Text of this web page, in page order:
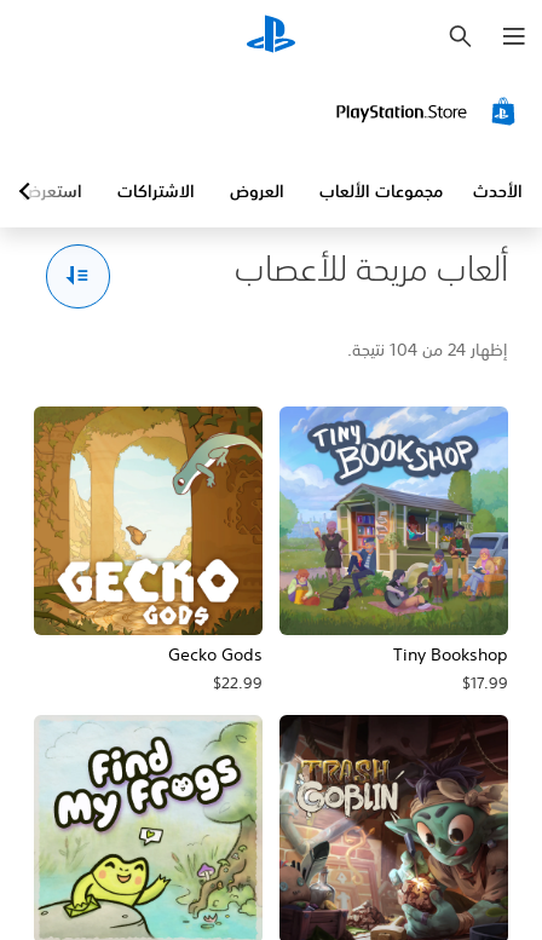
ح
ث
الأحدث مجموعات الألعاب العروض الاشتراكات استعرض
ألعاب مريحة للأعصاب
إظهار 24 من 104 نتيجة.
Tiny Bookshop
$17.99
Gecko Gods
$22.99